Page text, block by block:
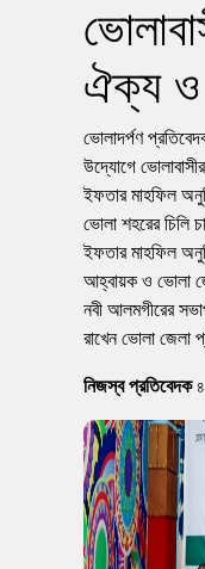
ঐক্য
ভোলাদর্পণ
উদ্যোগে
ইফতার মাহফিল
ভোলা শহরের চিলি
ইফতার মাহফিল
আহ্বায়ক ও ভোলা
নবী আলমগীরের
রাখেন ভোলা জেলা
নিজস্ব প্রতিবেদক